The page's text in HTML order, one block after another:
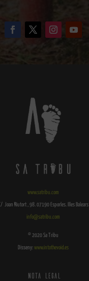
www.satribu.com
Joan Riutort , 98. 07190 Esporles. Illes Balears
info@satribu.com
© 2020 Sa Tribu
Disseny:www.intothevoid.es
NOTA LEGAL